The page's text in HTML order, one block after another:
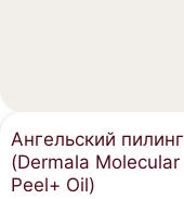
Ангельский пилинг
(Dermala Molecular
Peel+ Oil)